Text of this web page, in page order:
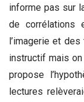
informe pas sur
de corrélations
l’imagerie et
instructif mais
propose
lectures